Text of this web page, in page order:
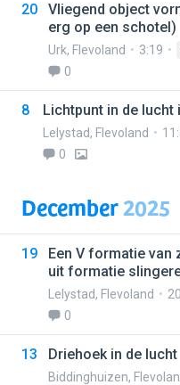
20
Vliegend object
erg op een schotel)
Urk, Flevoland 3:19
0
8 Lichtpunt in de lucht
Lelystad, Flevoland
0
December2025
19
Een V formatie van
uit formatie
Lelystad, Flevoland
0
13 Driehoek in de lucht
Biddinghuizen,